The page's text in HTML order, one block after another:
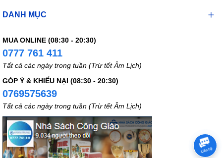
DANH MỤC
MUA ONLINE (08:30 - 20:30)
0777 761 411
Tất cả các ngày trong tuần (Trừ tết Âm Lịch)
GÓP Ý & KHIẾU NẠI (08:30 - 20:30)
0769575639
Tất cả các ngày trong tuần (Trừ tết Âm Lịch)